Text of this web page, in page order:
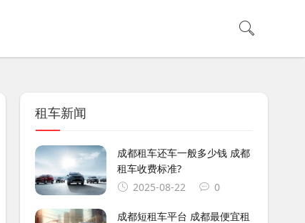
租车新闻
成都租车还车一般多少钱 成都
租车收费标准?
2025-08-22
0
成都短租车平台 成都最便宜租